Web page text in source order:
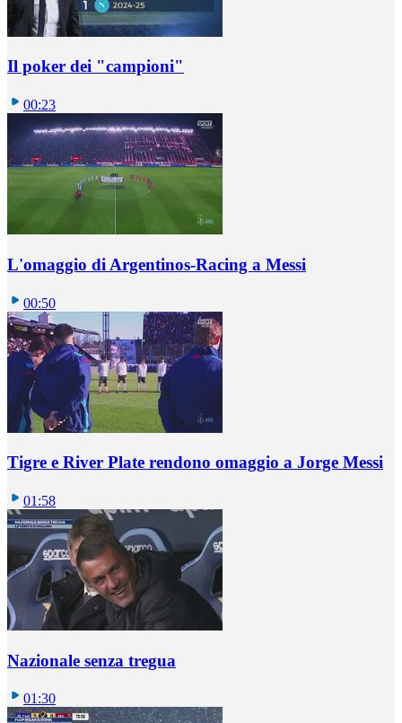
Il poker dei "campioni"
00:23
L'omaggio di Argentinos-Racing a Messi
00:50
Tigre e River Plate rendono omaggio a Jorge Messi
01:58
Nazionale senza tregua
01:30